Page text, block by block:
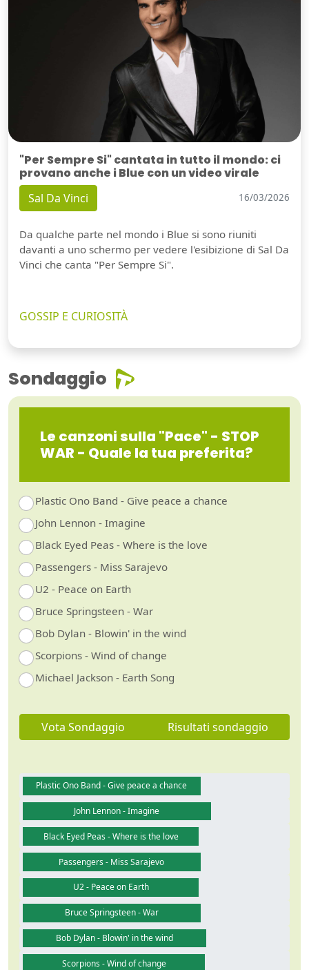
"Per Sempre Si" cantata in tutto il mondo: ci
provano anche i Blue con un video virale
Sal Da Vinci 16/03/2026
Da qualche parte nel mondo i Blue si sono riuniti
davanti a uno schermo per vedere l'esibizione di Sal Da
Vinci che canta "Per Sempre Si".
GOSSIP E CURIOSITÀ
Sondaggio
Le canzoni sulla "Pace" - STOP
WAR - Quale la tua preferita?
Plastic Ono Band - Give peace a chance
John Lennon - Imagine
Black Eyed Peas - Where is the love
Passengers - Miss Sarajevo
U2 - Peace on Earth
Bruce Springsteen - War
Bob Dylan - Blowin' in the wind
Scorpions - Wind of change
Michael Jackson - Earth Song
Vota Sondaggio Risultati sondaggio
Plastic Ono Band - Give peace a chance
John Lennon - Imagine
Black Eyed Peas - Where is the love
Passengers - Miss Sarajevo
U2 - Peace on Earth
Bruce Springsteen - War
Bob Dylan - Blowin' in the wind
Scorpions - Wind of change